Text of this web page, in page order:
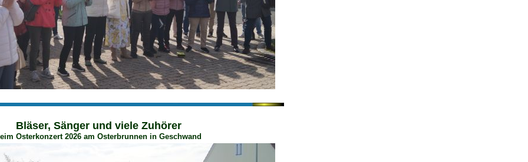
Bläser, Sänger und viele Zuhörer
Osterkonzert 2026 am Osterbrunnen in Geschwand